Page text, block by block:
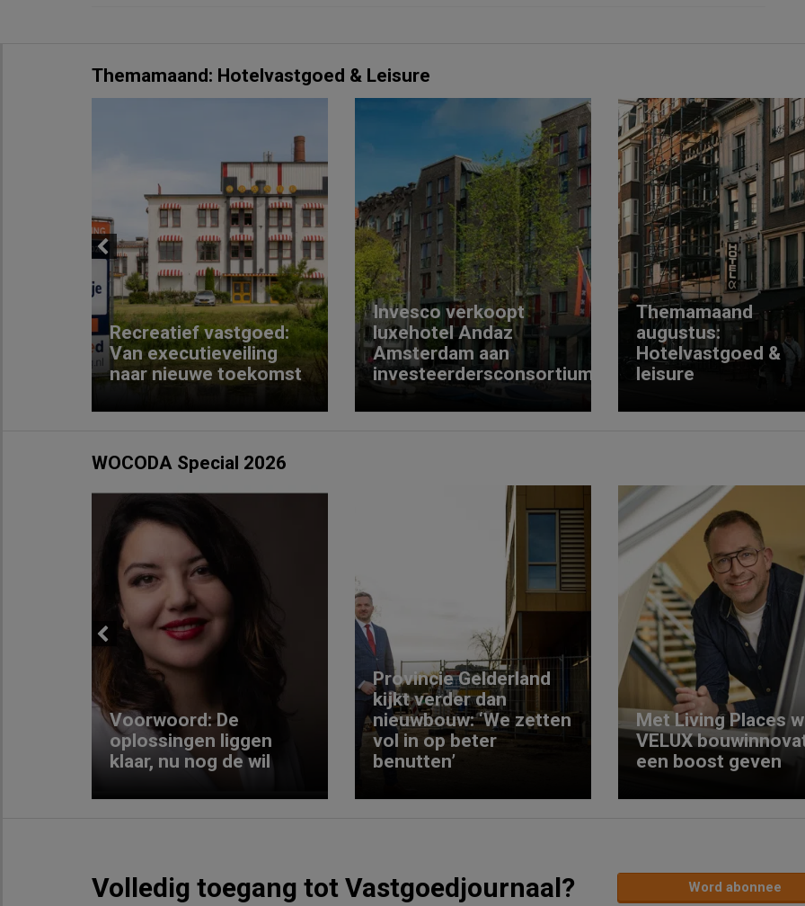
Themamaand: Hotelvastgoed & Leisure
Previous
Recreatief vastgoed:
Van executieveiling
naar nieuwe toekomst
Invesco verkoopt
luxehotel Andaz
Amsterdam aan
investeerdersconsortium
Themamaand
augustus:
Hotelvastgoed &
leisure
WOCODA Special 2026
Previous
Voorwoord: De
oplossingen liggen
klaar, nu nog de wil
Provincie Gelderland
kijkt verder dan
nieuwbouw: ‘We zetten
vol in op beter
benutten’
Met Living Places
VELUX
een boost geven
Volledig toegang tot Vastgoedjournaal? Word abonnee